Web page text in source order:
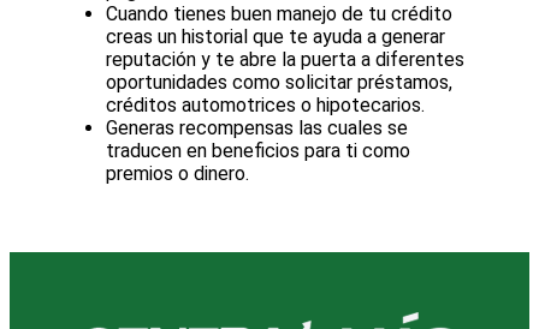
Cuando tienes buen manejo de tu crédito
creas un historial que te ayuda a generar
reputación y te abre la puerta a diferentes
oportunidades como solicitar préstamos,
créditos automotrices o hipotecarios.
Generas recompensas las cuales se
traducen en beneficios para ti como
premios o dinero.